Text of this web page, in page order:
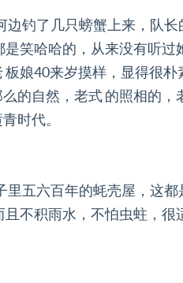
边钓了几只螃蟹上来，队
笑哈哈的，从来没有听
娘40来岁摸样，显得很
的自然，老式 的照相的
时代。
里五六百年的蚝壳屋，这
不积雨水，不怕虫蛀，